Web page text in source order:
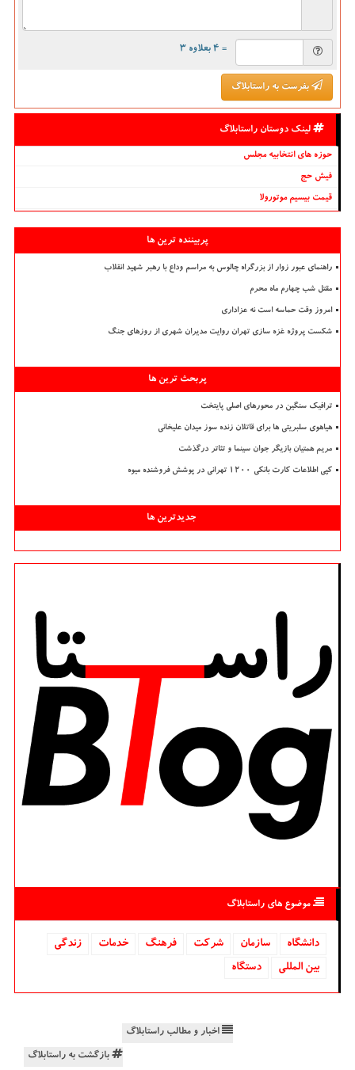
= ۴ بعلاوه ۳
بفرست به راستابلاگ
لینک دوستان راستابلاگ
حوزه های انتخابیه مجلس
فیش حج
قیمت بیسیم موتورولا
پربیننده ترین ها
راهنمای عبور زوار از بزرگراه چالوس به مراسم وداع با رهبر شهید انقلاب
مقتل شب چهارم ماه محرم
امروز وقت حماسه است نه عزاداری
شکست پروژه غزه سازی تهران روایت مدیران شهری از روزهای جنگ
پربحث ترین ها
ترافیک سنگین در محورهای اصلی پایتخت
هیاهوی سلبریتی ها برای قاتلان زنده سوز میدان علیخانی
مریم همتیان بازیگر جوان سینما و تئاتر درگذشت
کپی اطلاعات کارت بانکی ۱۲۰۰ تهرانی در پوشش فروشنده میوه
جدیدترین ها
موضوع های راستابلاگ
دانشگاه‌ سازمان شركت فرهنگ خدمات
زندگی
بین المللی
دستگاه
اخبار و مطالب راستابلاگ
بازگشت به راستابلاگ